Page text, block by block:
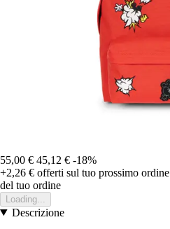
55,00 € 45,12 € -18%
+2,26 € offerti sul tuo prossimo ordine
del tuo ordine
Loading...
Descrizione